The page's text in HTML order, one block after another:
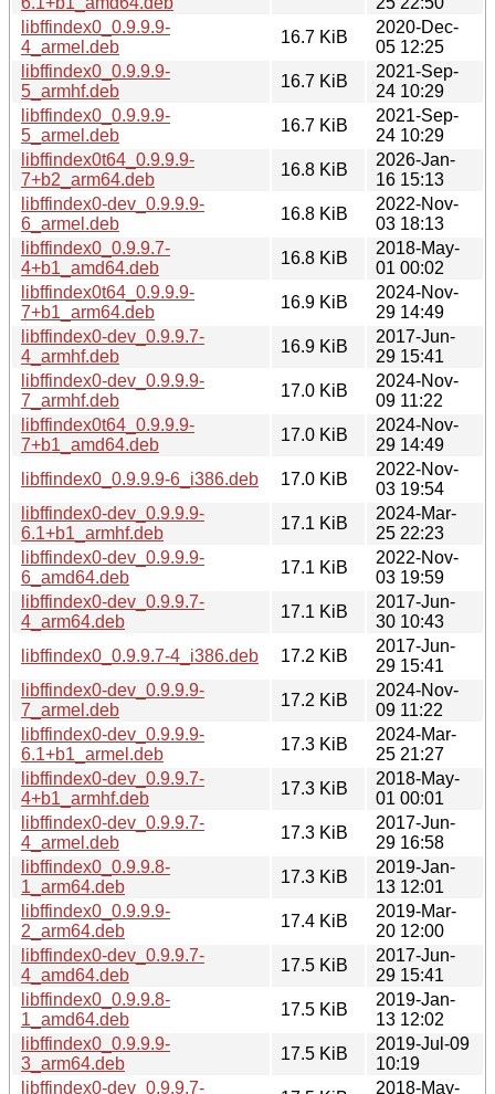
libffindex0_0.9.9.9-
4_armel.deb
16.7 KiB
2020-Dec-
05 12:25
libffindex0_0.9.9.9-
5_armhf.deb
16.7 KiB
2021-Sep-
24 10:29
libffindex0_0.9.9.9-
5_armel.deb
16.7 KiB
2021-Sep-
24 10:29
libffindex0t64_0.9.9.9-
7+b2_arm64.deb
16.8 KiB
2026-Jan-
16 15:13
libffindex0-dev_0.9.9.9-
6_armel.deb
16.8 KiB
2022-Nov-
03 18:13
libffindex0_0.9.9.7-
4+b1_amd64.deb
16.8 KiB
2018-May-
01 00:02
libffindex0t64_0.9.9.9-
7+b1_arm64.deb
16.9 KiB
2024-Nov-
29 14:49
libffindex0-dev_0.9.9.7-
4_armhf.deb
16.9 KiB
2017-Jun-
29 15:41
libffindex0-dev_0.9.9.9-
7_armhf.deb
17.0 KiB
2024-Nov-
09 11:22
libffindex0t64_0.9.9.9-
7+b1_amd64.deb
17.0 KiB
2024-Nov-
29 14:49
libffindex0_0.9.9.9-6_i386.deb
17.0 KiB
2022-Nov-
03 19:54
libffindex0-dev_0.9.9.9-
6.1+b1_armhf.deb
17.1 KiB
2024-Mar-
25 22:23
libffindex0-dev_0.9.9.9-
6_amd64.deb
17.1 KiB
2022-Nov-
03 19:59
libffindex0-dev_0.9.9.7-
4_arm64.deb
17.1 KiB
2017-Jun-
30 10:43
libffindex0_0.9.9.7-4_i386.deb
17.2 KiB
2017-Jun-
29 15:41
libffindex0-dev_0.9.9.9-
7_armel.deb
17.2 KiB
2024-Nov-
09 11:22
libffindex0-dev_0.9.9.9-
6.1+b1_armel.deb
17.3 KiB
2024-Mar-
25 21:27
libffindex0-dev_0.9.9.7-
4+b1_armhf.deb
17.3 KiB
2018-May-
01 00:01
libffindex0-dev_0.9.9.7-
4_armel.deb
17.3 KiB
2017-Jun-
29 16:58
libffindex0_0.9.9.8-
1_arm64.deb
17.3 KiB
2019-Jan-
13 12:01
libffindex0_0.9.9.9-
2_arm64.deb
17.4 KiB
2019-Mar-
20 12:00
libffindex0-dev_0.9.9.7-
4_amd64.deb
17.5 KiB
2017-Jun-
29 15:41
libffindex0_0.9.9.8-
1_amd64.deb
17.5 KiB
2019-Jan-
13 12:02
libffindex0_0.9.9.9-
3_arm64.deb
17.5 KiB
2019-Jul-09
10:19
libffindex0-dev_0.9.9.7-
2018-May-